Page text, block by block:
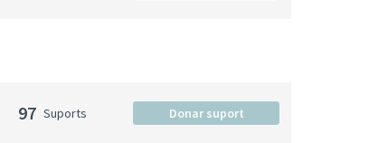
97 Suports Donar suport